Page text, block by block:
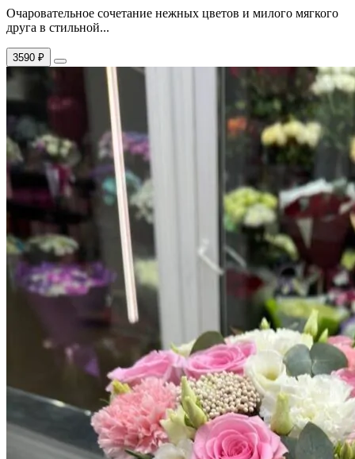
Очаровательное сочетание нежных цветов и милого мягкого
друга в стильной...
3590 ₽